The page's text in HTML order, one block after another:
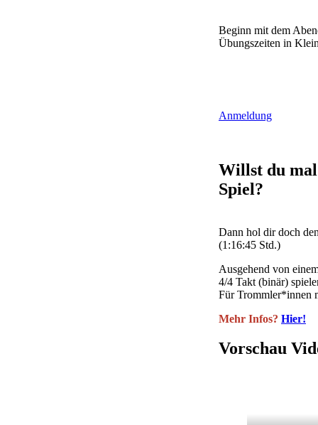
Beginn mit dem
Übungszeiten in
Anmeldung
Willst du mal
Spiel?
Dann hol dir doch
(1:16:45 Std.)
Ausgehend von
4/4 Takt (binär)
Für Trommler*innen
Mehr Infos? Hier!
Vorschau